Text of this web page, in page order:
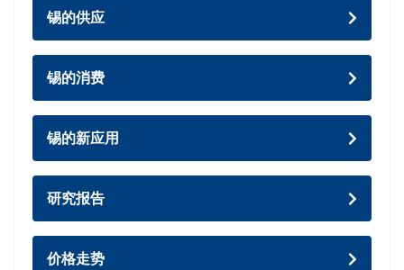
锡的供应
锡的消费
锡的新应用
研究报告
价格走势